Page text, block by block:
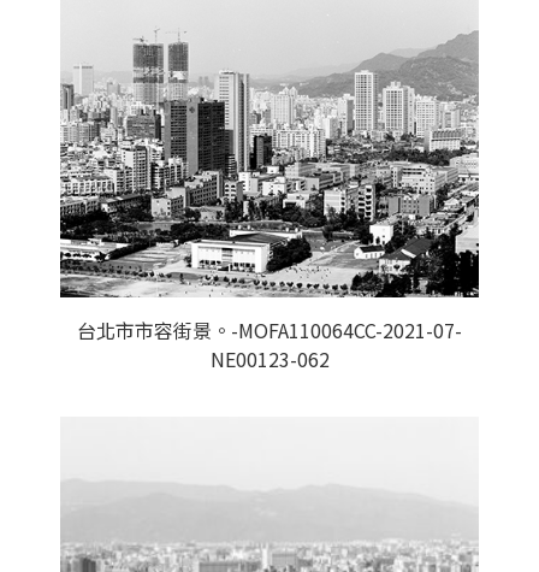
台北市市容街景。-MOFA110064CC-2021-07-
NE00123-062